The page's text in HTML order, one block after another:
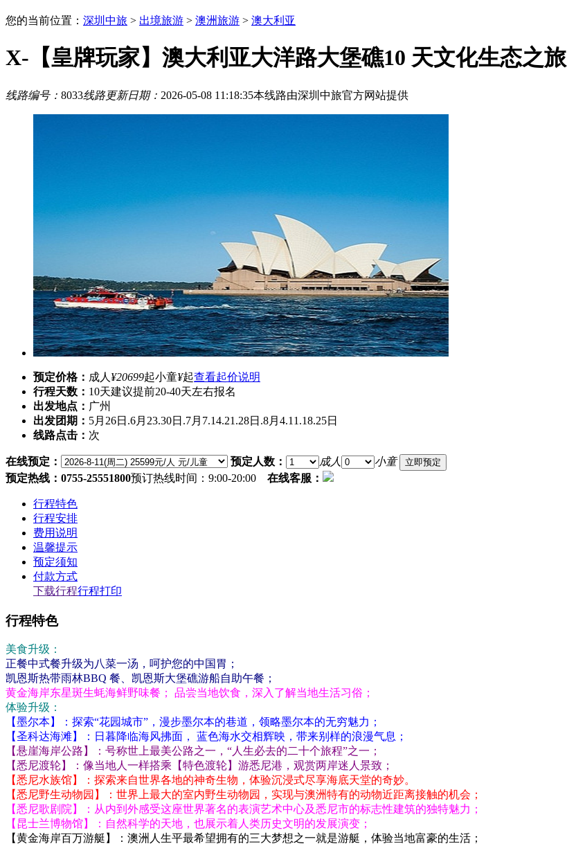
您的当前位置： 深圳中旅 > 出境旅游 > 澳洲旅游 > 澳大利亚
X-【皇牌玩家】澳大利亚大洋路大堡礁10 天文化生态之旅
线路编号： 8033线路更新日期： 2026-05-08 11:18:35本线路由深圳中旅官方网站提供
预定价格： 成人 ¥20699起小童¥起查看起价说明
行程天数： 10天建议提前20-40天左右报名
出发地点： 广州
出发团期： 5月26日.6月23.30日.7月7.14.21.28日.8月4.11.18.25日
线路点击： 次
在线预定： 预定人数： 成人
小童
预定热线：0755-25551800预订热线时间：9:00-20:00 在线客服：
行程特色
行程安排
费用说明
温馨提示
预定须知
付款方式
下载行程行程打印
行程特色
美食升级：
正餐中式餐升级为八菜一汤，呵护您的中国胃；
凯恩斯热带雨林BBQ 餐、凯恩斯大堡礁游船自助午餐；
黄金海岸东星斑生蚝海鲜野味餐； 品尝当地饮食，深入了解当地生活习俗；
体验升级：
【墨尔本】：探索“花园城市”，漫步墨尔本的巷道，领略墨尔本的无穷魅力；
【圣科达海滩】：日暮降临海风拂面， 蓝色海水交相辉映，带来别样的浪漫气息；
【悬崖海岸公路】：号称世上最美公路之一，“人生必去的二十个旅程”之一；
【悉尼渡轮】：像当地人一样搭乘【特色渡轮】游悉尼港，观赏两岸迷人景致；
【悉尼水族馆】：探索来自世界各地的神奇生物，体验沉浸式尽享海底天堂的奇妙。
【悉尼野生动物园】：世界上最大的室内野生动物园，实现与澳洲特有的动物近距离接触的机会；
【悉尼歌剧院】：从内到外感受这座世界著名的表演艺术中心及悉尼市的标志性建筑的独特魅力；
【昆士兰博物馆】：自然科学的天地，也展示着人类历史文明的发展演变；
【黄金海岸百万游艇】：澳洲人生平最希望拥有的三大梦想之一就是游艇，体验当地富豪的生活；